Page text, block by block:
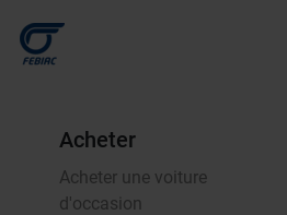
Acheter
Acheter une voiture
d'occasion